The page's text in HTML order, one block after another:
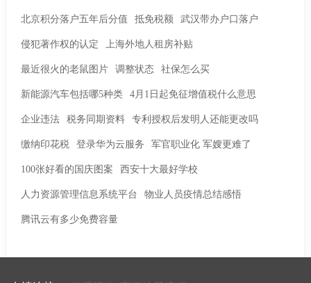
北京积分落户五年后分值 抵免税额 武汉带办户口落户
侵犯著作权的认定 上海外地人租房补贴
最近很火的老鼠图片 调整状态 社保怎么买
新能源汽车包括哪5种类 4月1日起免征增值税什么意思
企业违法 税务同期资料 专利授权后发明人还能更改吗
缴纳印花税 登录华为云服务 军官职业化 军嫂更难了
100张好看的国庆图案 西安十大最好学校
人力资源管理信息系统平台 物业人员疫情总结感悟
腾讯云有多少免费容量